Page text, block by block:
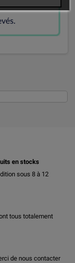
en stocks
sous 8 à 12
tous totalement
de nous contacter